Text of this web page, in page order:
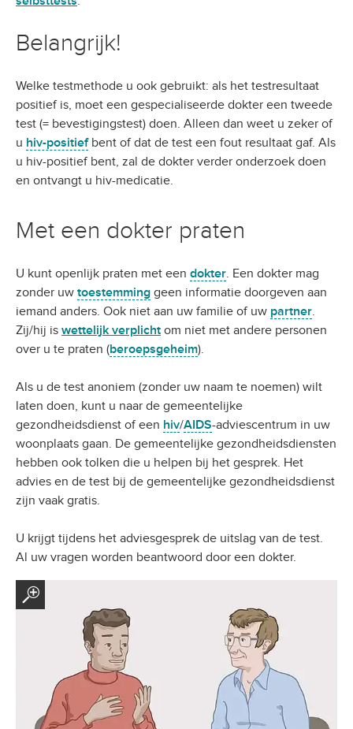
Belangrijk!
Welke testmethode u ook gebruikt: als het testresultaat
positief is, moet een gespecialiseerde dokter een tweede
test (= bevestigingstest) doen. Alleen dan weet u zeker of
u hiv-positiefbent of dat de test een fout resultaat gaf. Als
u hiv-positief bent, zal de dokter verder onderzoek doen
en ontvangt u hiv-medicatie.
Met een dokter praten
U kunt openlijk praten met een dokter. Een dokter mag
zonder uw toestemming geen informatie doorgeven aan
iemand anders. Ook niet aan uw familie of uw partner.
Zij/hij is wettelijk verplicht om niet met andere personen
over u te praten (beroepsgeheim).
Als u de test anoniem (zonder uw naam te noemen) wilt
laten doen, kunt u naar de gemeentelijke
gezondheidsdienst of een hiv/AIDS-adviescentrum in uw
woonplaats gaan. De gemeentelijke gezondheidsdiensten
hebben ook tolken die u helpen bij het gesprek. Het
advies en de test bij de gemeentelijke gezondheidsdienst
zijn vaak gratis.
U krijgt tijdens het adviesgesprek de uitslag van de test.
Al uw vragen worden beantwoord door een dokter.